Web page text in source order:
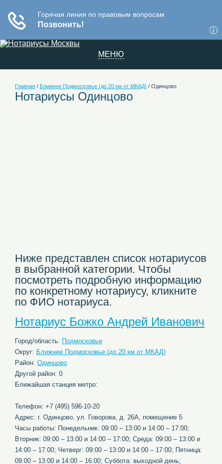
МЕНЮ
Главная / Ближнее Подмосковье (до 20 км от МКАД) / Одинцово
Нотариусы Одинцово
Ниже представлен список нотариусов
в выбранной категории. Чтобы
посмотреть подробную информацию
по конкретному нотариусу, кликните
по ФИО нотариуса.
Нотариус Божко Андрей Иванович
Город/область: Подмосковье
Округ: Ближнее Подмосковье (до 20 км от МКАД)
Район: Одинцово
Другой район: 0
Ближайшая станция метро:
Телефон: +7 (495) 596-10-20
Адрес: г. Одинцово, ул. Говорова, д. 26А, помещение 5
Часы работы: Понедельник: 09:00 – 13:00 и 14:00 – 17:00;
Вторник: 09:00 – 13:00 и 14:00 – 17:00; Среда: 09:00 – 13:00 и
14:00 – 17:00; Четверг: 09:00 – 13:00 и 14:00 – 17:00; Пятница:
09:00 – 13:00 и 14:00 – 16:00; Суббота: выходной день;